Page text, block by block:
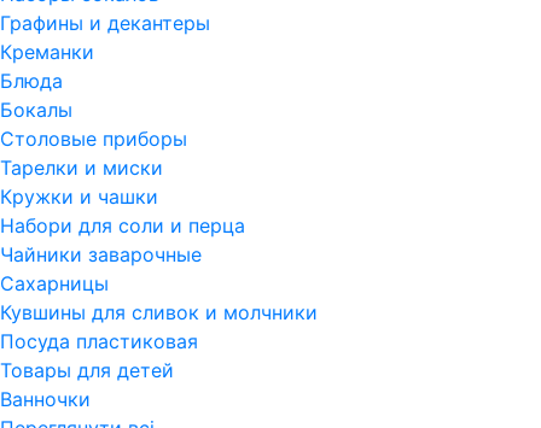
Графины и декантеры
Креманки
Блюда
Бокалы
Столовые приборы
Тарелки и миски
Кружки и чашки
Набори для соли и перца
Чайники заварочные
Сахарницы
Кувшины для сливок и молчники
Посуда пластиковая
Товары для детей
Ванночки